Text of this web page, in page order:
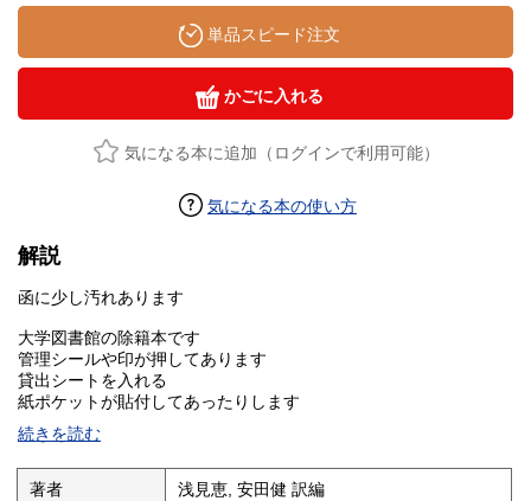
単品スピード注文
かごに入れる
気になる本に追加（ログインで利用可能）
気になる本の使い方
解説
函に少し汚れあります
大学図書館の除籍本です
管理シールや印が押してあります
貸出シートを入れる
紙ポケットが貼付してあったりします
裸本、もしくはカバーを加工して
本体に貼付してあったりします
いわゆる図書館仕様の本です
ご理解の上お買い求めください
続きを読む
著者 浅見恵, 安田健 訳編